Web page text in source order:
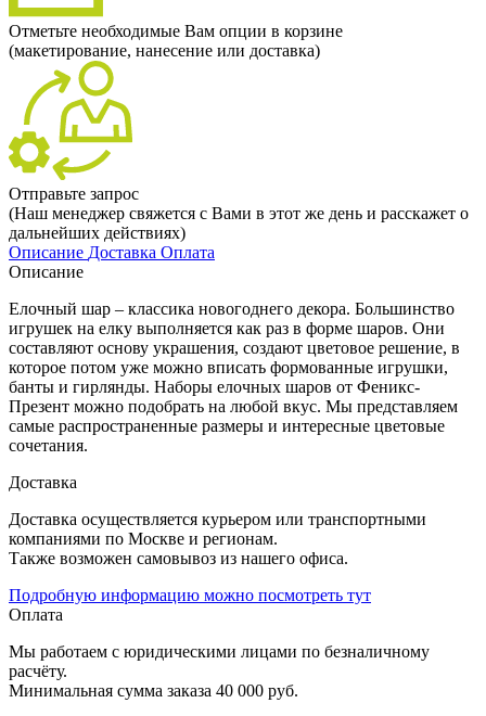
Отметьте необходимые Вам опции в корзине
(макетирование, нанесение или доставка)
Отправьте запрос
(Наш менеджер свяжется с Вами в этот же день и расскажет о
дальнейших действиях)
Описание Доставка Оплата
Описание
Елочный шар – классика новогоднего декора. Большинство
игрушек на елку выполняется как раз в форме шаров. Они
составляют основу украшения, создают цветовое решение, в
которое потом уже можно вписать формованные игрушки,
банты и гирлянды. Наборы елочных шаров от Феникс-
Презент можно подобрать на любой вкус. Мы представляем
самые распространенные размеры и интересные цветовые
сочетания.
Доставка
Доставка осуществляется курьером или транспортными
компаниями по Москве и регионам.
Также возможен самовывоз из нашего офиса.
Подробную информацию можно посмотреть тут
Оплата
Мы работаем с юридическими лицами по безналичному
расчёту.
Минимальная сумма заказа 40 000 руб.